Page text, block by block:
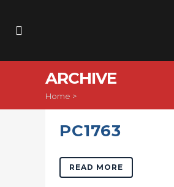
ARCHIVE
Home >
PC1763
READ MORE